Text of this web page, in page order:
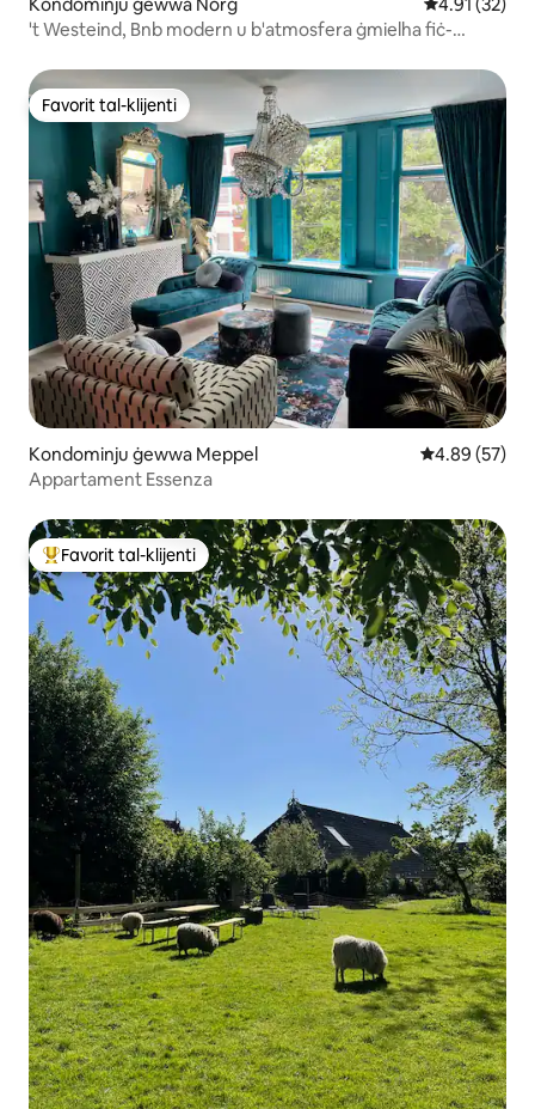
't Westeind, Bnb modern u b'atmosfera ġmielha fiċ-
Favorit tal-klijenti
Favorit tal-klijenti
Kondominju ġewwa Meppel Rating medju
4.89 (57)
Appartament Essenza
Wieħed mill-aqwa favoriti tal-klijenti
Favorit tal-klijenti